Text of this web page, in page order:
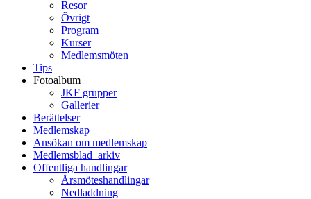
Resor
Övrigt
Program
Kurser
Medlemsmöten
Tips
Fotoalbum
JKF grupper
Gallerier
Berättelser
Medlemskap
Ansökan om medlemskap
Medlemsblad_arkiv
Offentliga handlingar
Årsmöteshandlingar
Nedladdning